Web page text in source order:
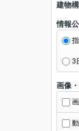
建物
情報
3
画像